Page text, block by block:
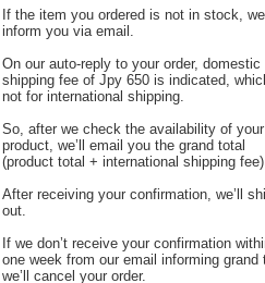
If the item you ordered is not in stock,
inform you via email.
On our auto-reply to your order, domestic
shipping fee of Jpy 650 is indicated,
not for international shipping.
So, after we check the availability of your
product, we’ll email you the grand total
(product total + international shipping
After receiving your confirmation, we’ll
out.
If we don’t receive your confirmation
one week from our email informing grand
we’ll cancel your order.